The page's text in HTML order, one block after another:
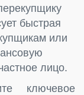
быстрая
или
лицо.
ключевое